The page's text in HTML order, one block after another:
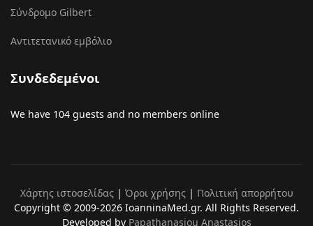
Σύνδρομο Gilbert
Αντιτετανικό εμβόλιο
Συνδεδεμένοι
We have 104 guests and no members online
Χάρτης ιστοσελίδας| Όροι χρήσης| Πολιτική απορρήτου
Copyright © 2009-2026 IoanninaMed.gr. All Rights Reserved.
Developed by Papathanasiou Anastasios